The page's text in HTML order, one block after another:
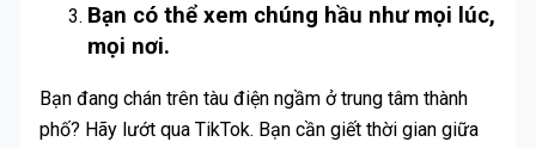
Bạn có thể xem chúng hầu như mọi lúc,
mọi nơi.
Bạn đang chán trên tàu điện ngầm ở trung tâm thành
phố? Hãy lướt qua TikTok. Bạn cần giết thời gian giữa